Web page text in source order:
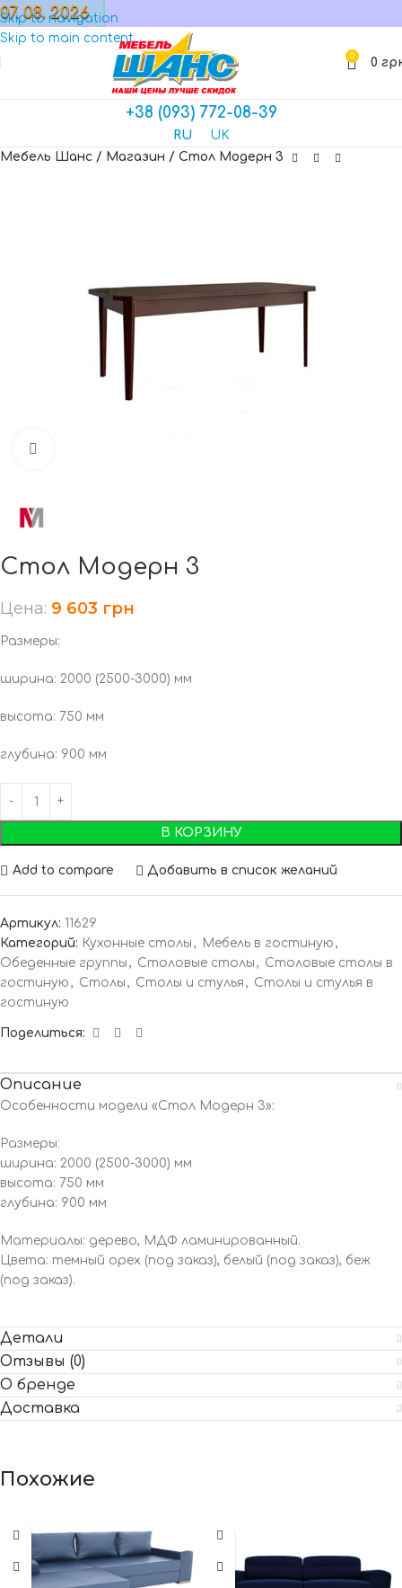
Skip to navigation
Skip to main content
МАГАЗИН
0 0
+38 (093) 772-08-39
RU
UK
Мебель Шанс / Магазин / Стол Модерн 3
Стол Модерн 3
Цена: 9 603 грн
Размеры:
ширина: 2000 (2500-3000) мм
высота: 750 мм
глубина: 900 мм
В КОРЗИНУ
Add to compare Добавить в список желаний
Артикул: 11629
Категорий: Кухонные столы , Мебель в гостиную ,
Обеденные группы , Столовые столы , Столовые столы в
гостиную , Столы , Столы и стулья , Столы и стулья в
гостиную
Поделиться:
Описание
Особенности модели «Стол Модерн 3»:
Размеры:
ширина: 2000 (2500-3000) мм
высота: 750 мм
глубина: 900 мм
Материалы: дерево, МДФ ламинированный.
Цвета: темный орех (под заказ), белый (под заказ), беж
(под заказ).
Детали
Отзывы (0)
О бренде
Доставка
Похожие
07. 08. 2026